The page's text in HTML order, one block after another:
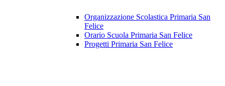
Organizzazione Scolastica Primaria San
Felice
Orario Scuola Primaria San Felice
Progetti Primaria San Felice